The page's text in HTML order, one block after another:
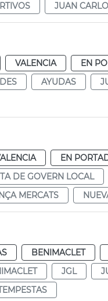
JUAN
VALENCIA
EN
AYUDAS
EN
DE GOVERN LOCAL
MERCATS
BENIMACLET
JGL